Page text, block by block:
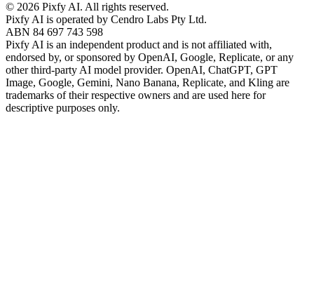
© 2026 Pixfy AI. All rights reserved.
Pixfy AI is operated by Cendro Labs Pty Ltd.
ABN 84 697 743 598
Pixfy AI is an independent product and is not affiliated with,
endorsed by, or sponsored by OpenAI, Google, Replicate, or any
other third-party AI model provider. OpenAI, ChatGPT, GPT
Image, Google, Gemini, Nano Banana, Replicate, and Kling are
trademarks of their respective owners and are used here for
descriptive purposes only.